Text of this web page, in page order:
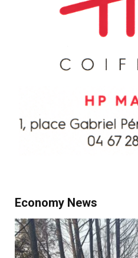
Economy News